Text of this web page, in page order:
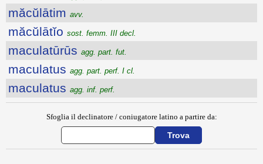
măcŭlātim avv.
măcŭlātĭo sost. femm. III decl.
maculatūrūs agg. part. fut.
maculatus agg. part. perf. I cl.
maculatus agg. inf. perf.
Sfoglia il declinatore / coniugatore latino a partire da: